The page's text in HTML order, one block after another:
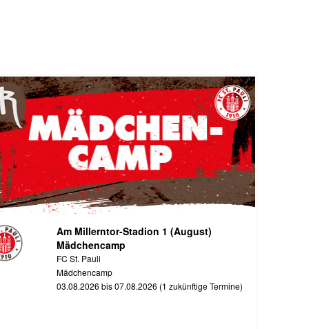
Am Millerntor-Stadion 1 (August)
Mädchencamp
FC St. Pauli
Mädchencamp
03.08.2026 bis 07.08.2026 (1 zukünftige Termine)